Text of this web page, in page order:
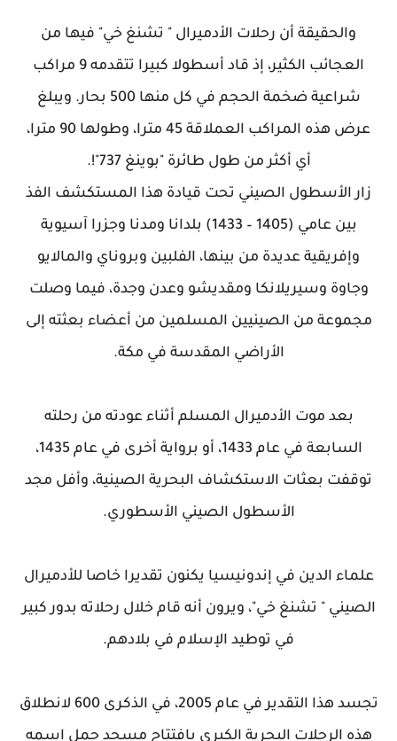
والحقيقة أن رحلات الأدميرال " تشنغ خي" فيها من
العجائب الكثير، إذ قاد أسطولا كبيرا تتقدمه 9 مراكب
شراعية ضخمة الحجم في كل منها 500 بحار. ويبلغ
عرض هذه المراكب العملاقة 45 مترا، وطولها 90 مترا،
أي أكثر من طول طائرة "بوينغ 737"!.
زار الأسطول الصيني تحت قيادة هذا المستكشف الفذ
بين عامي (1405 – 1433) بلدانا ومدنا وجزرا آسيوية
وإفريقية عديدة من بينها، الفلبين وبروناي والمالايو
وجاوة وسيريلانكا ومقديشو وعدن وجدة، فيما وصلت
مجموعة من الصينيين المسلمين من أعضاء بعثته إلى
الأراضي المقدسة في مكة.
بعد موت الأدميرال المسلم أثناء عودته من رحلته
السابعة في عام 1433، أو برواية أخرى في عام 1435،
توقفت بعثات الاستكشاف البحرية الصينية، وأفل مجد
الأسطول الصيني الأسطوري.
علماء الدين في إندونيسيا يكنون تقديرا خاصا للأدميرال
الصيني " تشنغ خي"، ويرون أنه قام خلال رحلاته بدور كبير
في توطيد الإسلام في بلادهم.
تجسد هذا التقدير في عام 2005، في الذكرى 600 لانطلاق
هذه الرحلات البحرية الكبرى بافتتاح مسجد حمل اسمه